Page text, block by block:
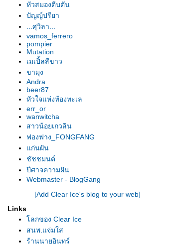
หัวสมองตีบตัน
ปัญญ์ปรียา
...ศุวิลา...
vamos_ferrero
pompier
Mutation
เมเปิ้ลสีขาว
ขามุง
Andra
beer87
หัวใจแห่งท้องทะเล
err_or
wanwitcha
สาวน้อยเกวลิน
ฟองฟาง_FONGFANG
ก่นฝัน
ชัชชมนต์
ปีศาจความฝัน
Webmaster - BlogGang
[Add Clear Ice's blog to your web]
Links
ลกของ Clear Ice
สนพ.แจ่มใส
ร้านนายอินทร์